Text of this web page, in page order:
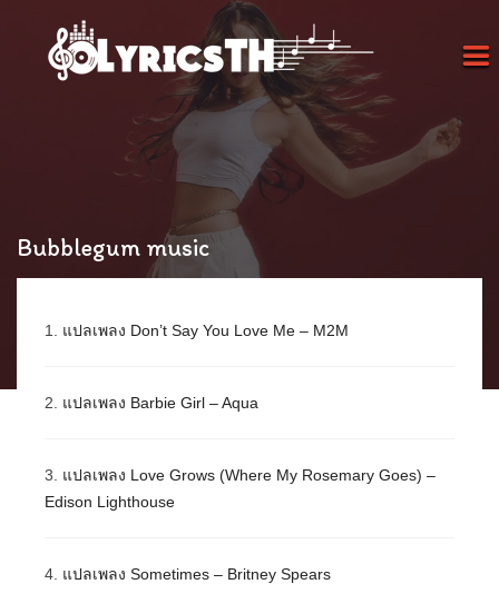
Bubblegum music
1. แปลเพลง Don’t Say You Love Me – M2M
2. แปลเพลง Barbie Girl – Aqua
3. แปลเพลง Love Grows (Where My Rosemary Goes) –
Edison Lighthouse
4. แปลเพลง Sometimes – Britney Spears